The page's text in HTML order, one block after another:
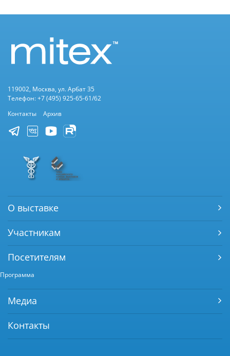
119002, Москва, ул. Арбат 35
Телефон: +7 (495) 925-65-61/62
Контакты
Архив
О выставке
Участникам
Посетителям
Программа
Медиа
Контакты